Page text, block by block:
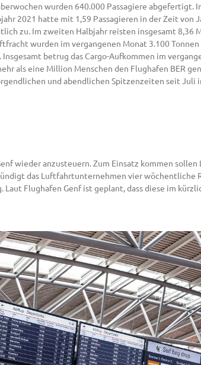
wurden 640.000 Passagiere abgefertigt.
2021 hatte mit 1,59 Passagieren in der Zeit von
zu. Im zweiten Halbjahr reisten insgesamt 8,36
wurden im vergangenen Monat 3.100
betrug das Cargo-Aufkommen im
als eine Million Menschen den Flughafen BER
und abendlichen Spitzenzeiten seit Juli
wieder anzusteuern. Zum Einsatz kommen sollen
das Luftfahrtunternehmen vier wöchentliche
Flughafen Genf ist geplant, dass diese im